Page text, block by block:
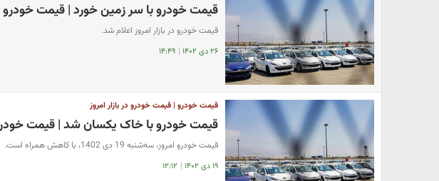
قیمت خودرو با سر زمین خورد | قیمت خودرو در بازار
قیمت خودرو در بازار امروز اعلام شد.
۲۶ دی ۱۴۰۲ | ۱۴:۴۹
قیمت خودرو | قیمت خودرو در بازار امروز
قیمت خودرو با خاک یکسان شد | قیمت
قیمت خودرو امروز، سه‌شنبه 19 دی 1402، با کاهش همراه است.
۱۹ دی ۱۴۰۲ | ۱۲:۱۲